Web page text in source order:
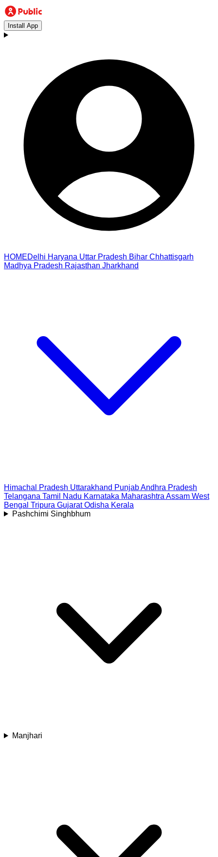
Install App
HOMEDelhi Haryana Uttar Pradesh Bihar Chhattisgarh
Madhya Pradesh Rajasthan Jharkhand
Himachal Pradesh Uttarakhand PunjabAndhra Pradesh
Telangana Tamil Nadu Karnataka Maharashtra Assam West
Bengal Tripura Gujarat Odisha Kerala
Pashchimi Singhbhum
Manjhari